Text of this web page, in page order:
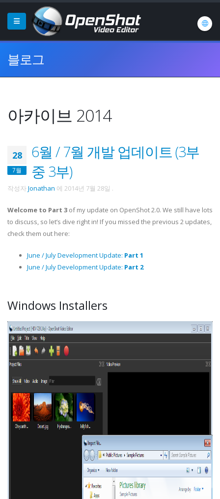
블로그
아카이브 2014
28
7월
6월 / 7월 개발 업데이트 (3부
중 3부)
작성자Jonathan 에 2014년 7월 28일 .
Welcome to Part 3 of my update on OpenShot 2.0. We still have lots
to discuss, so let’s dive right in! If you missed the previous 2 updates,
check them out here:
June / July Development Update: Part 1
June / July Development Update: Part 2
Windows Installers